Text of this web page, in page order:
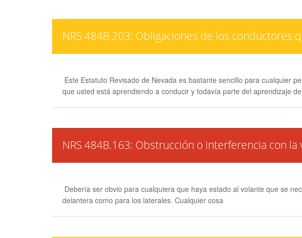
NRS 484B.203: Obligaciones de los
Este Estatuto Revisado de Nevada es bastante sencillo para cualquier
que usted está aprendiendo a conducir y todavía parte del aprendizaje
NRS 484B.163: Obstrucción o interferencia con
Debería ser obvio para cualquiera que haya estado al volante que se
delantera como para los laterales. Cualquier cosa